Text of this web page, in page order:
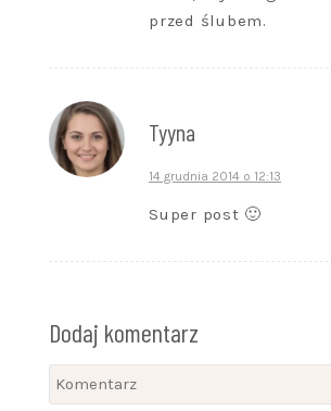
przed ślubem.
Tyyna
14 grudnia 2014 o 12:13
Super post 🙂
Dodaj komentarz